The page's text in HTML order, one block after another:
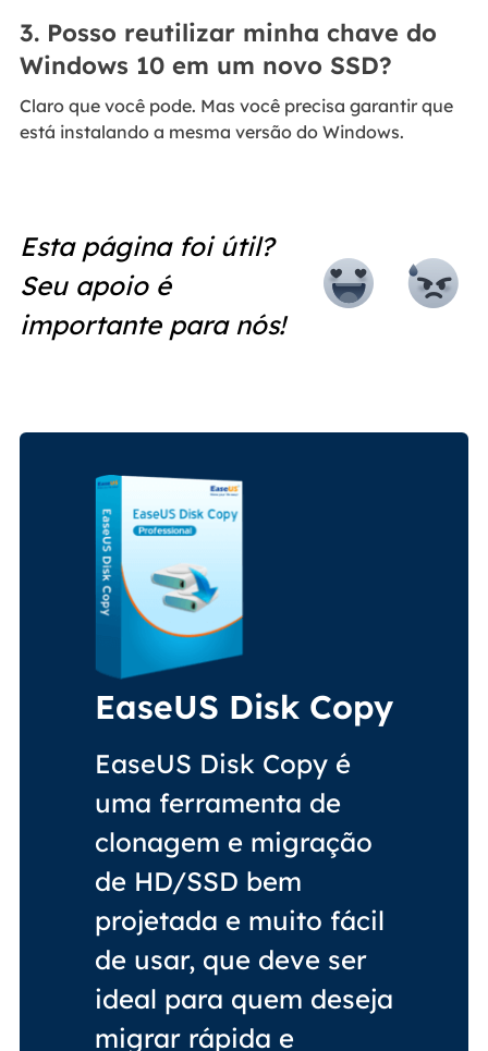
3. Posso reutilizar minha chave do
Windows 10 em um novo SSD?
Claro que você pode. Mas você precisa garantir que
está instalando a mesma versão do Windows.
Esta página foi útil?
Seu apoio é
importante para nós!
EaseUS Disk Copy
EaseUS Disk Copy é
uma ferramenta de
clonagem e migração
de HD/SSD bem
projetada e muito fácil
de usar, que deve ser
ideal para quem deseja
migrar rápida e